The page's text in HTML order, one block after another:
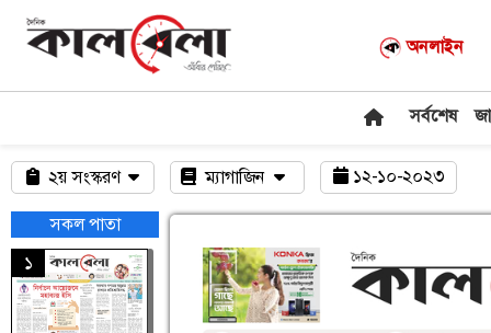
অনলাইন
সর্বশেষ
২য় সংস্করণ
সকল পাতা
১
ম্যাগাজিন ১২-১০-২০২৩